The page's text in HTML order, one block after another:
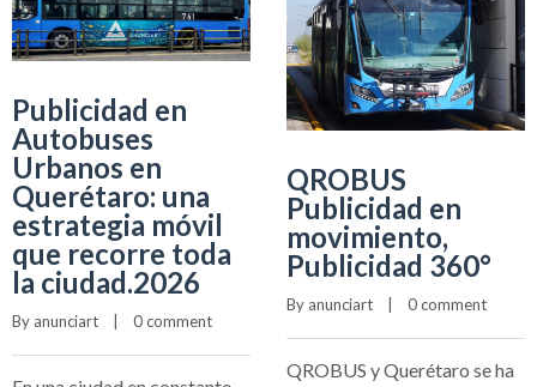
Publicidad en
Autobuses
Urbanos en
Querétaro: una
estrategia móvil
que recorre toda
la ciudad.2026
By anunciart 0 comment
QROBUS
Publicidad en
movimiento,
Publicidad 360°
By anunciart
    |
0 comment
QROBUS y Querétaro se ha